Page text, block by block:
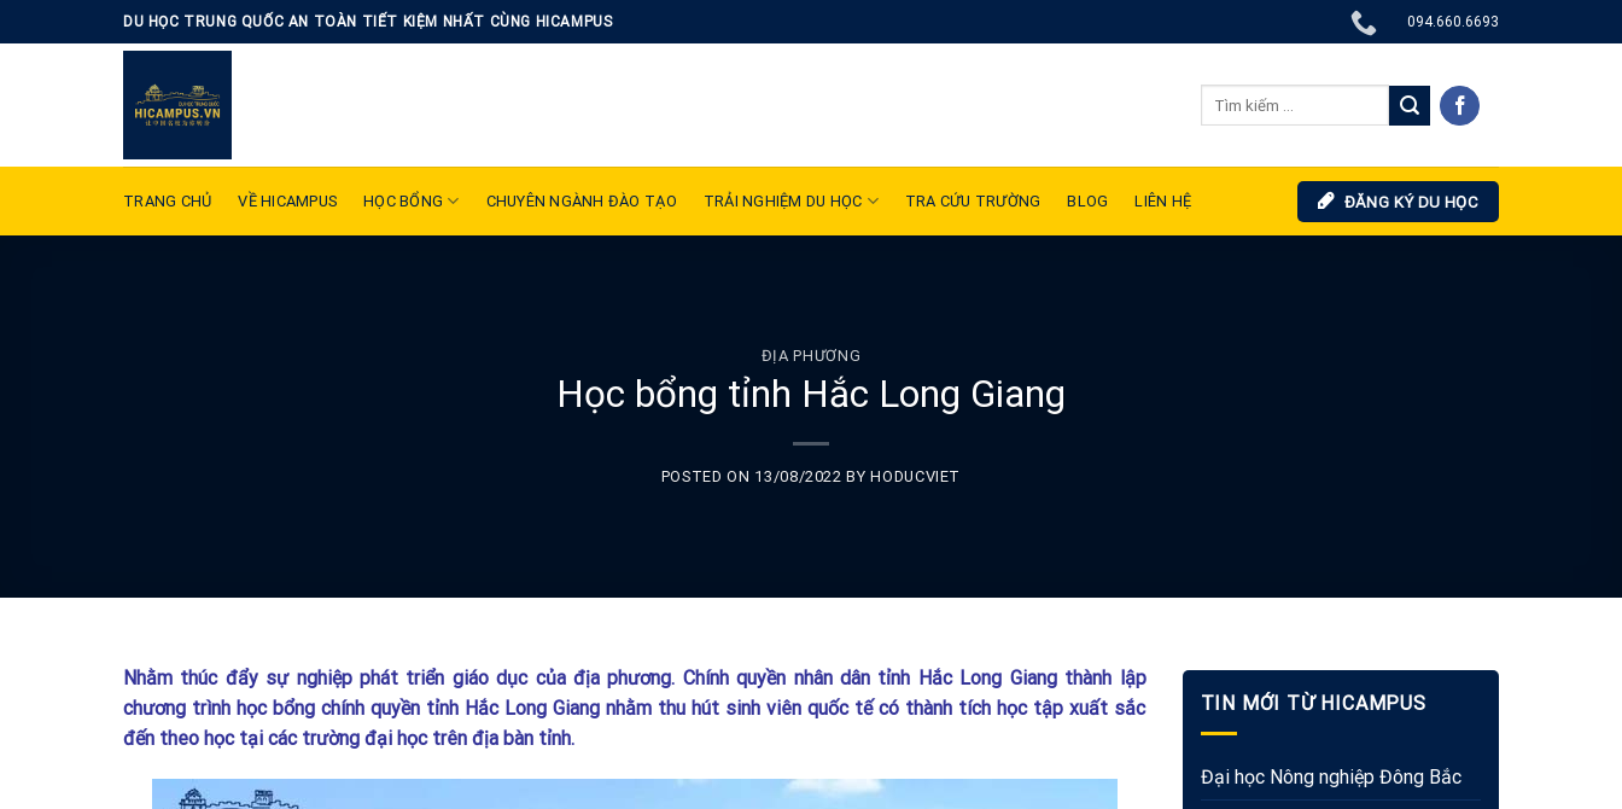
to
DU HỌC TRUNG QUỐC AN TOÀN TIẾT KIỆM NHẤT CÙNG HICAMPUS 094.660.6693
TRANG CHỦ VỀ HICAMPUS HỌC BỔNG CHUYÊN NGÀNH ĐÀO TẠO TRẢI NGHIỆM DU HỌC TRA CỨU TRƯỜNG BLOG LIÊN HỆ ĐĂNG KÝ DU HỌC
ĐỊA PHƯƠNG
Học bổng tỉnh Hắc Long Giang
POSTED ON 13/08/2022 BYHODUCVIET
Nhằm thúc đẩy sự nghiệp phát triển giáo dục của địa phương. Chính quyền nhân dân tỉnh Hắc Long Giang thành lập
chương trình học bổng chính quyền tỉnh Hắc Long Giang nhằm thu hút sinh viên quốc tế có thành tích học tập xuất sắc
đến theo học tại các trường đại học trên địa bàn tỉnh.
TIN MỚI TỪ HICAMPUS
Đại học Nông nghiệp Đông Bắc